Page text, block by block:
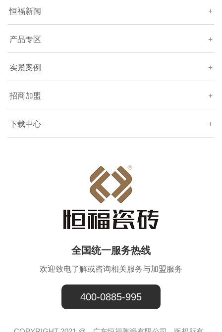
恒福新闻 +
产品专区 +
实景案例 +
招商加盟 +
下载中心 +
全国统一服务热线
欢迎致电了解或咨询相关服务与加盟服务
400-0885-995